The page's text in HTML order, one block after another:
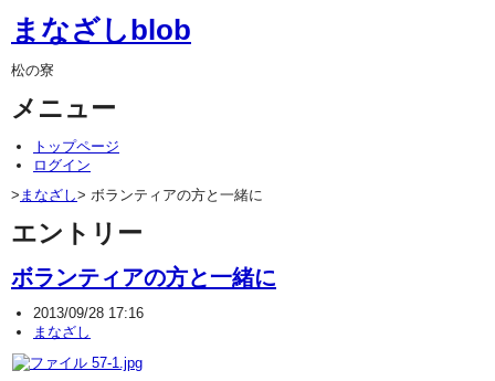
まなざしblob
松の寮
メニュー
トップページ
ログイン
> まなざし> ボランティアの方と一緒に
エントリー
ボランティアの方と一緒に
2013/09/28 17:16
まなざし